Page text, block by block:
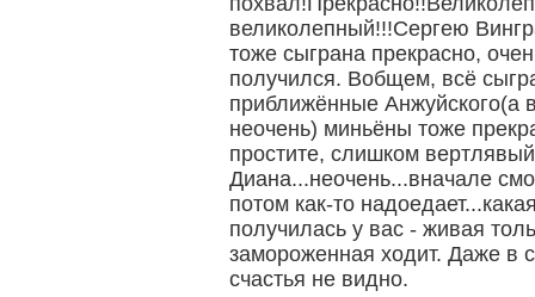
великолепный!!!Сергею
тоже сыграна прекрасно,
получился. Вобщем, всё
приближённые Анжуйского(а
неочень) миньёны тоже
простите, слишком
Диана...неочень...вначале
потом как-то
получилась у вас - живая
замороженная ходит. Даже в
счастья не видно.